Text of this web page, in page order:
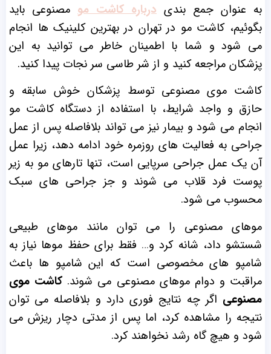
به عنوان جمع بندی درباره کاشت مو مصنوعی باید
بگوئیم، کاشت مو در تهران در بهترین کلینیک ها انجام
می شود و شما با اطمینان خاطر می توانید به این
پزشکان مراجعه کنید و از شر طاسی سر نجات پیدا کنید.
کاشت موی مصنوعی توسط پزشکان خوش سابقه و
حازق و واجد شرایط، با استفاده از دستگاه کاشت مو
انجام می شود و بیمار نیز می تواند بلافاصله پس از عمل
جراحی به فعالیت های روزمره خود ادامه دهد، زیرا عمل
آن یک عمل جراحی سرپایی است، تنها تارهای مو به زیر
پوست فرد قلاب می شوند و جز جراحی های سبک
محسوب می شود.
موهای مصنوعی را می توان مانند موهای طبیعی
شستشو داد، شانه کرد و… فقط برای حفظ موها نیاز به
شامپو های مخصوصی است که این شامپو ها باعث
مراقبت و دوام موهای مصنوعی می شوند.کاشت موی
مصنوعی اگر چه نتایج فوری دارد و بلافاصله می توان
نتیجه را مشاهده کرد، اما پس از مدتی دچار ریزش می
شود و هیچ گاه رشد نخواهند کرد‌.